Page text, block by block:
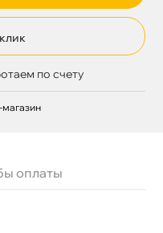
по счету
магазин
оплаты